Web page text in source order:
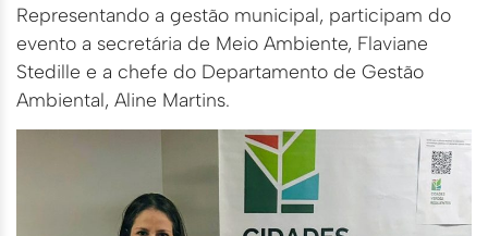
Representando a gestão municipal, participam do
evento a secretária de Meio Ambiente, Flaviane
Stedille e a chefe do Departamento de Gestão
Ambiental, Aline Martins.